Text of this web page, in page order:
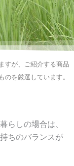
すが、ご紹介する商品
を厳選しています。
らしの場合は、
ちのバランスが